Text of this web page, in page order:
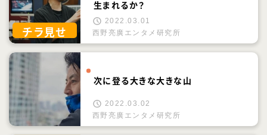
チラ見せ
生まれるか？
2022.03.01
西野亮廣エンタメ研究所
次に登る大きな大きな山
2022.03.02
西野亮廣エンタメ研究所